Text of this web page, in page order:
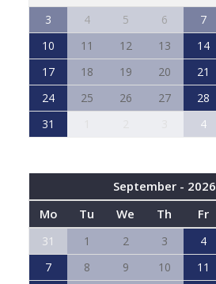
3
4 5 6 7
10
11 12 13 14
17
18 19 20 21
24
25 26 27 28
31
4
September - 2026
Mo
Tu We Th Fr
31 1 2 3 4
7
8 9 10 11